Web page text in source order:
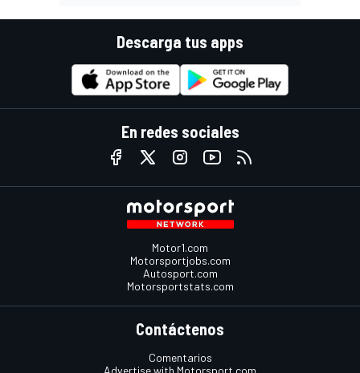
Descarga tus apps
En redes sociales
Motor1.com
Motorsportjobs.com
Autosport.com
Motorsportstats.com
Contáctenos
Comentarios